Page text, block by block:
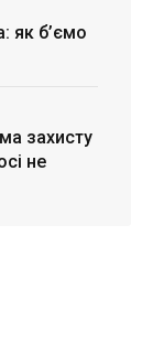
як б’ємо
захисту
не